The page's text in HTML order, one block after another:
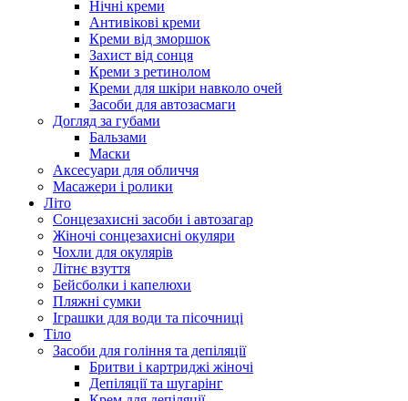
Нічні креми
Антивікові креми
Креми від зморшок
Захист від сонця
Креми з ретинолом
Креми для шкіри навколо очей
Засоби для автозасмаги
Догляд за губами
Бальзами
Маски
Аксесуари для обличчя
Масажери і ролики
Літо
Сонцезахисні засоби і автозагар
Жіночі сонцезахисні окуляри
Чохли для окулярів
Літнє взуття
Бейсболки і капелюхи
Пляжні сумки
Іграшки для води та пісочниці
Тіло
Засоби для гоління та депіляції
Бритви і картриджі жіночі
Депіляції та шугарінг